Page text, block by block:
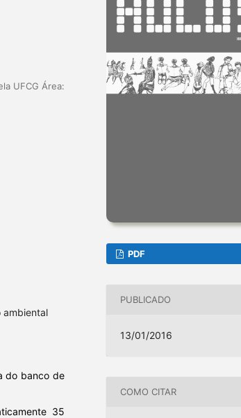
UFCG Área:
ambiental
do banco de
35
PDF
PUBLICADO
13/01/2016
COMO CITAR